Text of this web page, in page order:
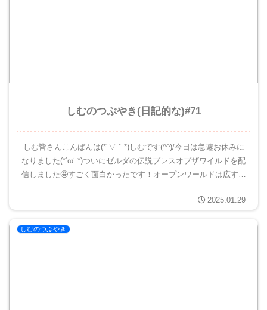
しむのつぶやき(日記的な)#71
しむ皆さんこんばんは(*´▽｀*)しむです(^^)/今日は急遽お休みに
なりました(*‘ω‘ *)ついにゼルダの伝説ブレスオブザワイルドを配
信しました🤩すごく面白かったです！オープンワールドは広すぎ
2025.01.29
しむのつぶやき